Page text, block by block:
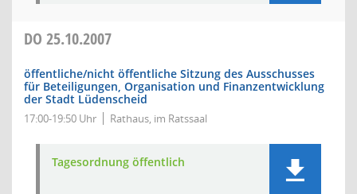
DO 25.10.2007
öffentliche/nicht öffentliche Sitzung des Ausschusses
für Beteiligungen, Organisation und Finanzentwicklung
der Stadt Lüdenscheid
17:00-19:50 Uhr Rathaus, im Ratssaal
Tagesordnung öffentlich